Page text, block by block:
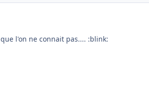
l'on ne connait pas.... :blink: